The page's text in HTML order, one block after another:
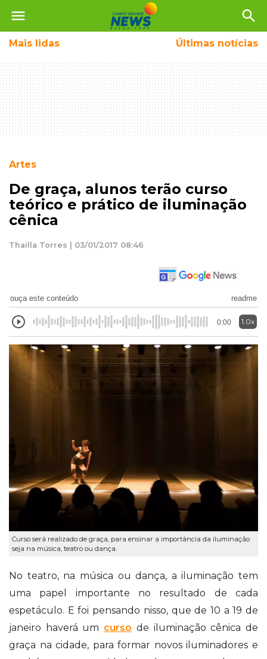
menu search
Mais lidas Últimas notícias
Artes
De graça, alunos terão curso
teórico e prático de iluminação
cênica
Thailla Torres | 03/01/2017 08:46
ouça este conteúdo readme
0:00 1.0x
Curso será realizado de graça, para ensinar a importância da iluminação
seja na música, teatro ou dança.
No teatro, na música ou dança, a iluminação tem
uma papel importante no resultado de cada
espetáculo. E foi pensando nisso, que de 10 a 19 de
janeiro haverá um curso de iluminação cênica de
graça na cidade, para formar novos iluminadores e